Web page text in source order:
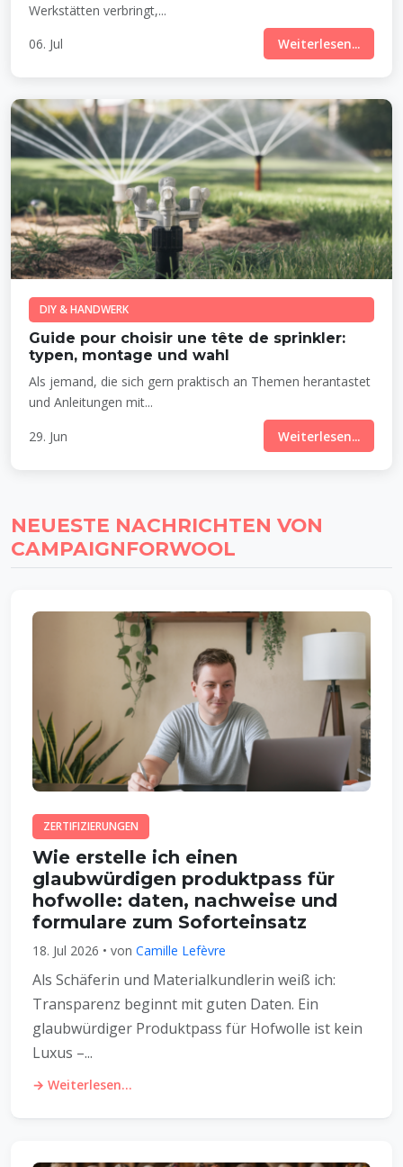
Werkstätten verbringt,...
06. Jul
Weiterlesen...
DIY & HANDWERK
Guide pour choisir une tête de sprinkler:
typen, montage und wahl
Als jemand, die sich gern praktisch an Themen herantastet
und Anleitungen mit...
29. Jun
Weiterlesen...
NEUESTE NACHRICHTEN VON
CAMPAIGNFORWOOL
ZERTIFIZIERUNGEN
Wie erstelle ich einen
glaubwürdigen produktpass für
hofwolle: daten, nachweise und
formulare zum Soforteinsatz
18. Jul 2026 • von Camille Lefèvre
Als Schäferin und Materialkundlerin weiß ich:
Transparenz beginnt mit guten Daten. Ein
glaubwürdiger Produktpass für Hofwolle ist kein
Luxus –...
→ Weiterlesen...